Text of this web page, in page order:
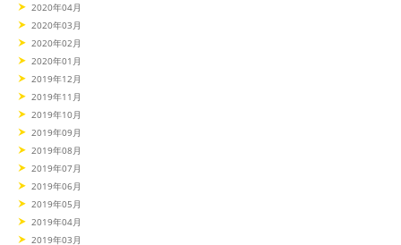
2020年04月
2020年03月
2020年02月
2020年01月
2019年12月
2019年11月
2019年10月
2019年09月
2019年08月
2019年07月
2019年06月
2019年05月
2019年04月
2019年03月